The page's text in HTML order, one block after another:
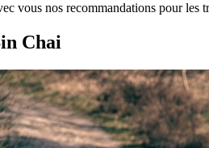
vous nos recommandations pour les
Chai